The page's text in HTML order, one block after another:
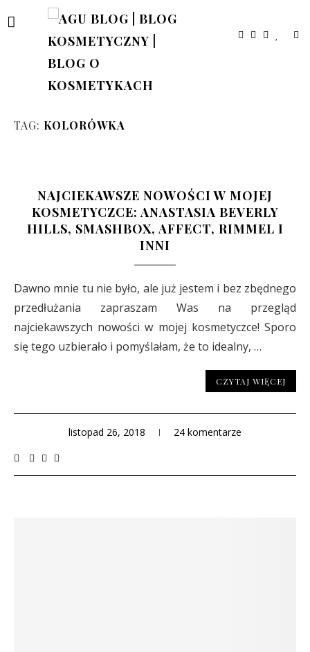
TAG: KOLORÓWKA
NAJCIEKAWSZE NOWOŚCI W MOJEJ
KOSMETYCZCE: ANASTASIA BEVERLY
HILLS, SMASHBOX, AFFECT, RIMMEL I
INNI
Dawno mnie tu nie było, ale już jestem i bez zbędnego
przedłużania zapraszam Was na przegląd
najciekawszych nowości w mojej kosmetyczce! Sporo
się tego uzbierało i pomyślałam, że to idealny, …
CZYTAJ WIĘCEJ
listopad 26, 2018 24 komentarze